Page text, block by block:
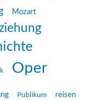
Mozart
Oper
Publikum reisen